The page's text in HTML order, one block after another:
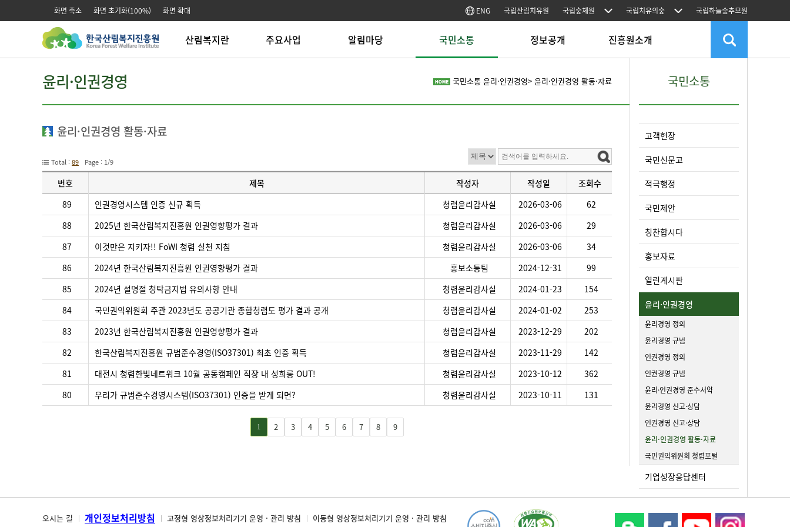
주메뉴 바로가기화면 축소 화면 초기화(100%) 화면 확대 ENG 국립산림치유원 국립숲체원 국립치유의숲 국립하늘숲추모원
산림복지란 주요사업 알림마당
목적 외 이용 및 제3자 제
국민소통
국민신문고
기업성장응답센터
정보공개
사전정보공표
안전경영
방만경영 점검
(주)포이파트너스
진흥원소개
주요활동
미션 및 비전
기관 상징·CI
FOWI가 일하는 6원칙
조직안내
국민소통
고객헌장
국민신문고
적극행정
국민제안
칭찬합시다
홍보자료
열린게시판
윤리·인권경영
윤리경영 정의
윤리경영 규범
인권경영 정의
인권경영 규범
윤리·인권경영 준수서약
윤리경영 신고·상담
인권경영 신고·상담
윤리·인권경영 활동·자료
국민권익위원회 청렴포털
기업성장응답센터
윤리·인권경영 국민소통 윤리·인권경영> 윤리·인권경영 활동·자료
윤리·인권경영 활동·자료
Total : 89 Page : 1/9
인
경
활
·
료
시
번호 제목 작성자 작성일
조회수
89
인권경영시스템 인증 신규 획득 청렴윤리감사실 2026-03-06
62
88
2025년 한국산림복지진흥원 인권영향평가 결과 청렴윤리감사실 2026-03-06
29
87
이것만은 지키자!! FoWI 청렴 실천 지침 청렴윤리감사실 2026-03-06
34
86
2024년 한국산림복지진흥원 인권영향평가 결과 홍보소통팀 2024-12-31
99
85
2024년 설명절 청탁금지법 유의사항 안내 청렴윤리감사실 2024-01-23
154
84
국민권익위원회 주관 2023년도 공공기관 종합청렴도 평가 결과 공개 청렴윤리감사실 2024-01-02
253
83
2023년 한국산림복지진흥원 인권영향평가 결과 청렴윤리감사실 2023-12-29
202
82
한국산림복지진흥원 규범준수경영(ISO37301) 최초 인증 획득 청렴윤리감사실 2023-11-29
142
81
대전시 청렴한빛네트워크 10월 공동캠페인 직장 내 성희롱 OUT! 청렴윤리감사실 2023-10-12
362
80
우리가 규범준수경영시스템(ISO37301) 인증을 받게 되면? 청렴윤리감사실 2023-10-11 131
1 2 3 4 5 6 7 8 9
오시는 길 개인정보처리방침 고정형 영상정보처리기기 운영 · 관리 방침 이동형 영상정보처리기기 운영 · 관리 방침